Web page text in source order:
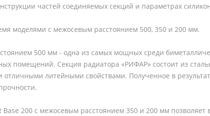
частей соединяемых секций и параметрах
моделями с межосевым расстоянием 500, 350 и 200 мм.
500 мм - одна из самых мощных среди
помещений. Секция радиатора «РИФАР» состоит из
литейными свойствами. Полученное в
Base 200 с межосевым расстоянием 350 и 200 мм